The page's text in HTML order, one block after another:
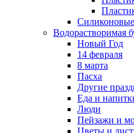
Водорастворимая
Новый Год
14 февраля
8 марта
Пасха
Другие
Еда и
Люди
Пейзажи и
Цветы и